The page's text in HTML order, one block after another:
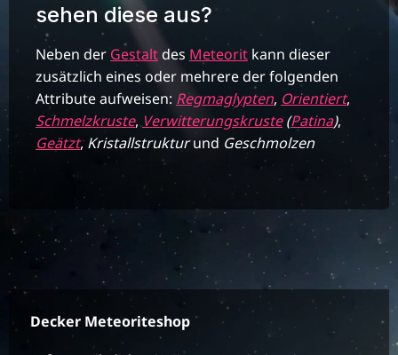
sehen diese aus?
Neben der Gestalt des Meteorit kann dieser
zusätzlich eines oder mehrere der folgenden
Attribute aufweisen: Regmaglypten, Orientiert,
Schmelzkruste, Verwitterungskruste(Patina),
Geätzt,Kristallstrukturund Geschmolzen
Decker Meteoriteshop